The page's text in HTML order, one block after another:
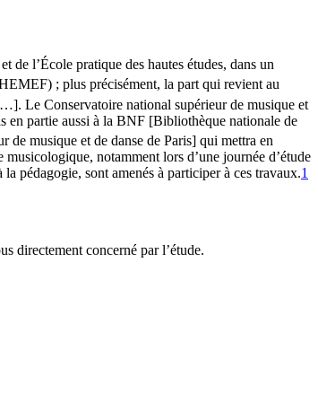
de l’École pratique des hautes études, dans un
; plus précisément, la part qui revient au
Le Conservatoire national supérieur de musique et
en partie aussi à la BNF [Bibliothèque nationale de
de musique et de danse de Paris] qui mettra en
notamment lors d’une journée d’étude
pédagogie, sont amenés à participer à ces travaux.1
directement concerné par l’étude.